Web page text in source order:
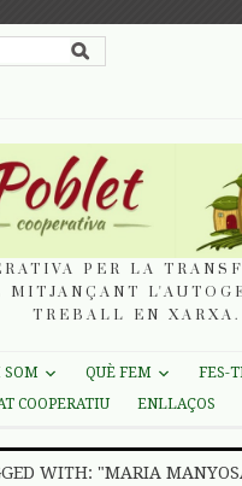
PER LA
MITJANÇANT
TREBALL EN XARXA.
SOM QUÈ FEM
FES-
COOPERATIU
ENLLAÇOS
WITH: "MARIA